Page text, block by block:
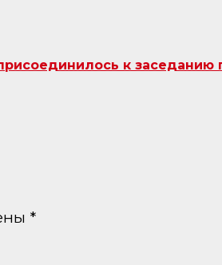
к заседанию
*